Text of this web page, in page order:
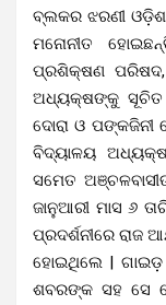
ବ୍ଲକର ଝରଣୀ
ମନୋନୀତ
ପ୍ରଶିକ୍ଷଣ
ଅଧ୍ୟକ୍ଷଙ୍କୁ ସୂଚିତ
ଦୋରା ଓ ପଙ୍କଜିନୀ
ବିଦ୍ୟାଳୟ
ସମେତ
ଜାନୁଆରୀ ମାସ ୬
ପ୍ରଦର୍ଶନୀରେ ରାଜ
ହୋଇଥିଲେ | ଗାଇଡ଼
ଶବରଙ୍କ ସହ ସେ